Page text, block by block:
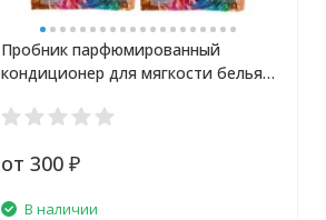
Пробник парфюмированный
кондиционер для мягкости белья
от 300 ₽
В наличии